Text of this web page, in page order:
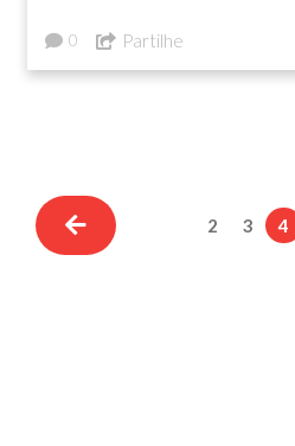
0 Partilhe
2 3 4